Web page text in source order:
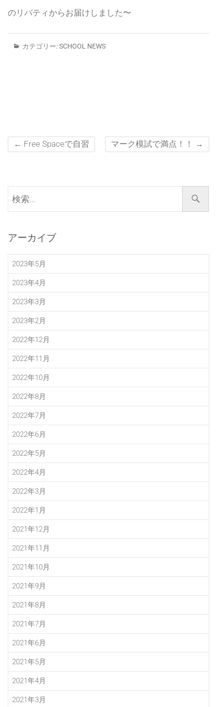
のリバティからお届けしました〜
カテゴリー:SCHOOL NEWS
← Free Spaceで自習 マーク模試で満点！！ →
索…
アーカイブ
2023年5月
2023年4月
2023年3月
2023年2月
2022年12月
2022年11月
2022年10月
2022年8月
2022年7月
2022年6月
2022年5月
2022年4月
2022年3月
2022年1月
2021年12月
2021年11月
2021年10月
2021年9月
2021年8月
2021年7月
2021年6月
2021年5月
2021年4月
2021年3月